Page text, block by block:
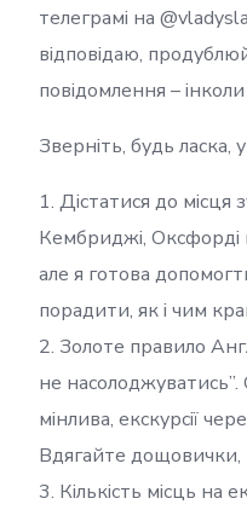
телеграмі на
відповідаю,
повідомлення –
Зверніть, будь
1. Дістатися до місця
Кембриджі, Оксфорді
але я готова
порадити, як і чим
2. Золоте правило
не насолоджуватись”.
мінлива, екскурсії
Вдягайте дощовички,
3. Кількість місць на